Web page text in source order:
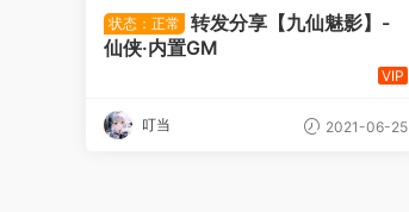
状态：正常
转发分享【九仙魅影】-
仙侠·内置GM
VIP
叮当 2021-06-25